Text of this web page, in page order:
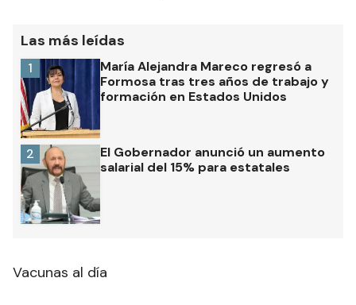
Las más leídas
María Alejandra Mareco regresó a
Formosa tras tres años de trabajo y
formación en Estados Unidos
1
El Gobernador anunció un aumento
salarial del 15% para estatales
2
Vacunas al día